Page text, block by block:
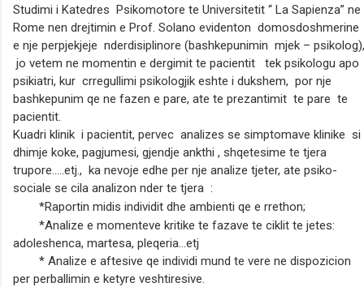
Studimi i Katedres Psikomotore te Universitetit “ La Sapienza” ne
Rome nen drejtimin e Prof. Solano evidenton domosdoshmerine
e nje perpjekjeje nderdisiplinore (bashkepunimin mjek – psikolog),
jo vetem ne momentin e dergimit te pacientit tek psikologu apo
psikiatri, kur crregullimi psikologjik eshte i dukshem, por nje
bashkepunim qe ne fazen e pare, ate te prezantimit te pare te
pacientit.
Kuadri klinik i pacientit, pervec analizes se simptomave klinike si
dhimje koke, pagjumesi, gjendje ankthi , shqetesime te tjera
trupore…..etj., ka nevoje edhe per nje analize tjeter, ate psiko-
sociale se cila analizon nder te tjera :
*Raportin midis individit dhe ambienti qe e rrethon;
*Analize e momenteve kritike te fazave te ciklit te jetes:
adoleshenca, martesa, pleqeria…etj
* Analize e aftesive qe individi mund te vere ne dispozicion
per perballimin e ketyre veshtiresive.